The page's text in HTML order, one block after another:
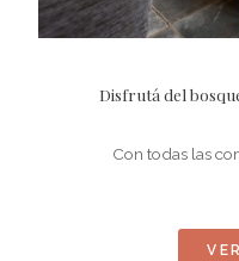
Disfrutá del
Con todas las